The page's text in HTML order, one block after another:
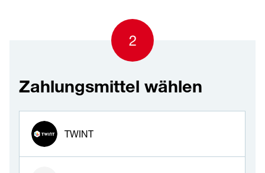
2
Zahlungsmittel wählen
TWINT